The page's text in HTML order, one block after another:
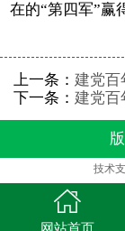
在的“第四军”赢
上一条： 建党百
下一条： 建党百
技术
